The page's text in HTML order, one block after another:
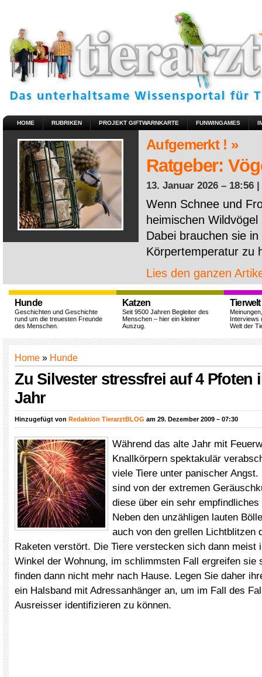
HOME RUBRIKEN PROJEKT GIFTWARNKARTE FUNWINGAMES
Aufgemerkt ! »
Ratgeber:
13. Januar 2026 – 18:56 |
Wenn Schnee und
heimischen
Dabei brauchen sie
Körpertemperatur zu
Lies den ganzen
Hunde
Geschichten und Geschichte
rund um die treuesten Freunde
des Menschen.
Katzen
Seit 9500 Jahren Begleiter des
Menschen – hier ein kleiner
Auszug.
Tierwelt
Interviews
Welt der
Home » Hunde
Zu Silvester stressfrei auf 4 Pfoten
Jahr
Hinzugefügt von Redaktion TierarztBLOG am 29. Dezember 2009 – 07:30
Während das alte Jahr mit
Knallkörpern spektakulär
viele Tiere unter panischer Angst.
sind von der extremen
diese über ein sehr
Neben den unzähligen lauten
auch von den grellen Lichtblitzen
Raketen verstört. Die Tiere verstecken sich dann meist
Winkel der Wohnung, im schlimmsten Fall ergreifen sie
finden dann nicht mehr nach Hause. Legen Sie daher
ein Halsband mit Adressanhänger an, um im Fall des
Ausreisser identifizieren zu können.